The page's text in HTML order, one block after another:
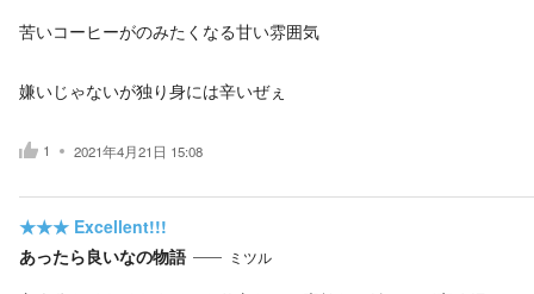
苦いコーヒーがのみたくなる甘い雰囲気
嫌いじゃないが独り身には辛いぜぇ
1 2021年4月21日 15:08
★★★ Excellent!!!
あったら良いなの物語
ミツル